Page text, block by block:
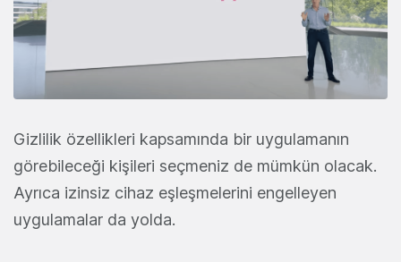
Gizlilik özellikleri kapsamında bir uygulamanın
görebileceği kişileri seçmeniz de mümkün olacak.
Ayrıca izinsiz cihaz eşleşmelerini engelleyen
uygulamalar da yolda.